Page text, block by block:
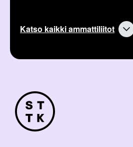
Katso kaikki ammattiliitot